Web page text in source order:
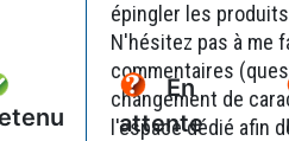
En
attente
épingler les
N'hésitez pas à me
commentaires
changement de
l'espace dédié afin